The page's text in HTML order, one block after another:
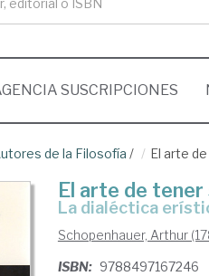
SUSCRIPCIONES
de la Filosofía / El arte
El arte de
la dialéctica
Schopenhauer, Arthur
ISBN: 9788497167246